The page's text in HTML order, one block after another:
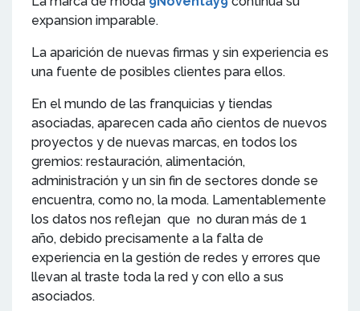
expansion imparable.
La aparición de nuevas firmas y sin experiencia es
una fuente de posibles clientes para ellos.
En el mundo de las franquicias y tiendas
asociadas, aparecen cada año cientos de nuevos
proyectos y de nuevas marcas, en todos los
gremios: restauración, alimentación,
administración y un sin fin de sectores donde se
encuentra, como no, la moda. Lamentablemente
los datos nos reflejan que no duran más de 1
año, debido precisamente a la falta de
experiencia en la gestión de redes y errores que
llevan al traste toda la red y con ello a sus
asociados.